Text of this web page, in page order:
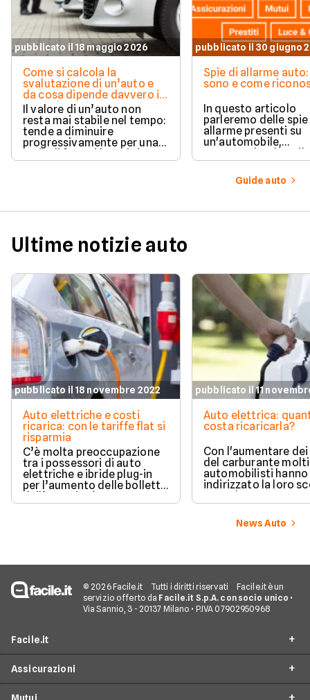
pubblicato il 18 maggio 2026
Come si calcola la
svalutazione di un’auto e
da cosa dipende davvero il
suo valore
Il valore di un’auto non
resta mai stabile nel tempo:
tende a diminuire
progressivamente per una
serie di fattori legati sia
all’utilizzo quotidiano sia
pubblicato il 30 giugno
Spie di allarme
sono e come
In questo articolo
parleremo delle
allarme presenti su
un'automobile,
comprendendone il
significato una per
questo modo sarà
sapere quale
in ogni situazione.
Guide auto
Ultime notizie auto
pubblicato il 18 novembre 2022
Auto elettriche e costi
ricarica: con le tariffe flat si
risparmia
C’è molta preoccupazione
tra i possessori di auto
elettriche e ibride plug-in
per l’aumento delle bollette
dell’energia che
inevitabilmente ricade sui
ampiamente conveniente.
pubblicato il 11
Auto elettrica:
costa ricaricarla?
Con l'aumentare
del carburante molti
automobilisti hanno
indirizzato la loro
verso le auto a zero
emissioni, ma
anche il caro
spontaneo
conveniente e quali
News Auto
© 2026 Facile.it Tutti i diritti riservati
Facile.it è un
servizio offerto da Facile.it S.p.A. con socio unico •
Via Sannio, 3 - 20137 Milano • P.IVA 07902950968
Facile.it
Assicurazioni
Mutui